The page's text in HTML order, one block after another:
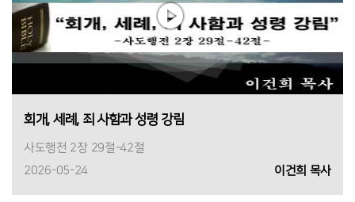
회개, 세례, 죄 사함과 성령 강림
사도행전 2장 29절-42절
2026-05-24
이건희 목사